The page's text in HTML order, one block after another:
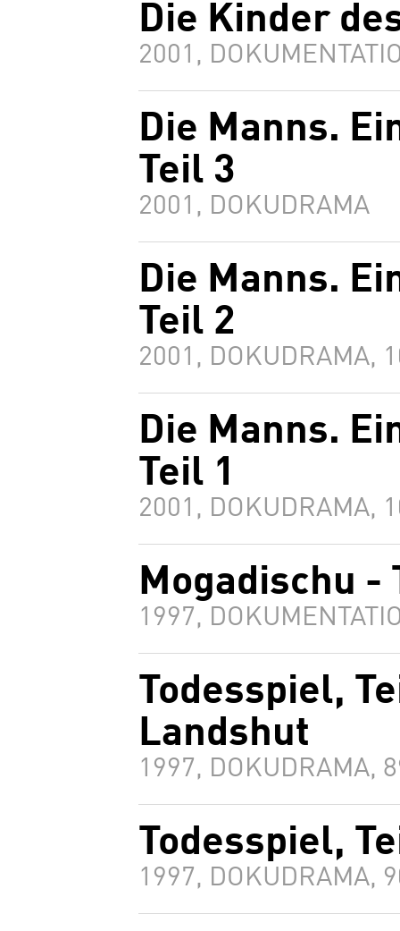
Die Kinder
2001,
Die Manns.
Teil 3
2001, DOKUDRAMA
Die Manns.
Teil 2
2001, DOKUDRAMA,
Die Manns.
Teil 1
2001, DOKUDRAMA,
Mogadischu -
1997,
Todesspiel,
Landshut
1997, DOKUDRAMA,
Todesspiel,
1997, DOKUDRAMA,